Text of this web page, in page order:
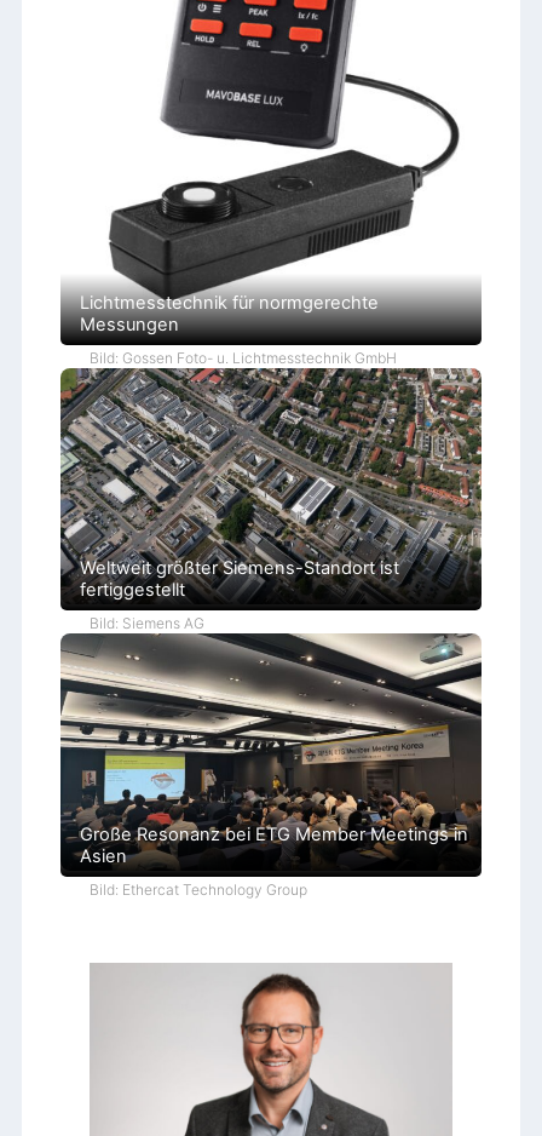
Lichtmesstechnik für normgerechte
Messungen
Bild: Gossen Foto- u. Lichtmesstechnik GmbH
Weltweit größter Siemens-Standort ist
fertiggestellt
Bild: Siemens AG
Große Resonanz bei ETG Member Meetings in
Asien
Bild: Ethercat Technology Group